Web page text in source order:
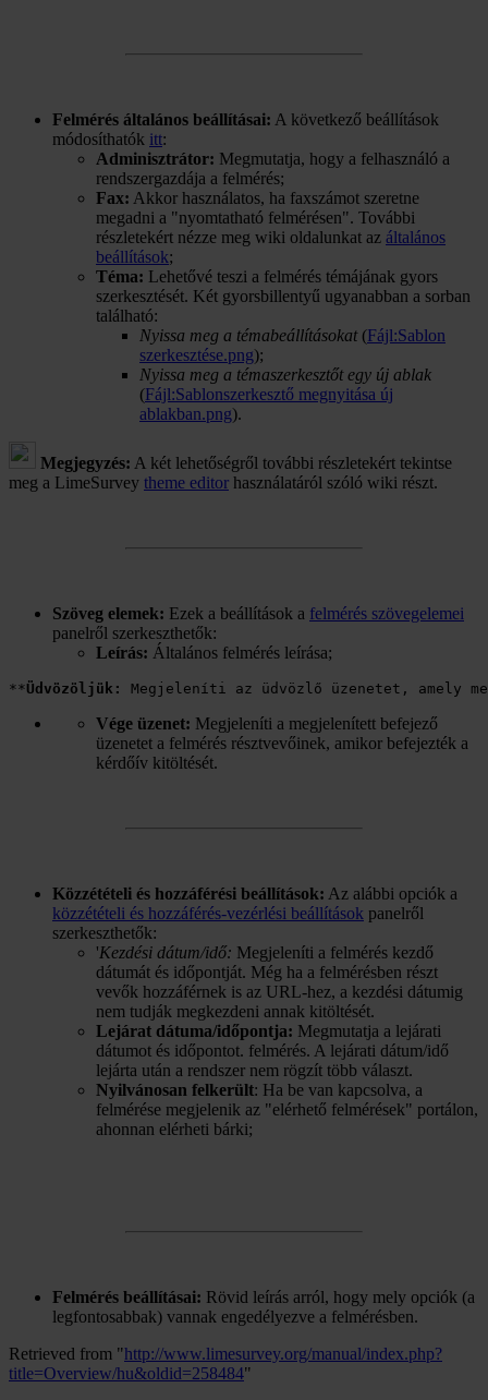
Felmérés általános beállításai: A következő beállítások
módosíthatók itt:
Adminisztrátor: Megmutatja, hogy a felhasználó a
rendszergazdája a felmérés;
Fax: Akkor használatos, ha faxszámot szeretne
megadni a "nyomtatható felmérésen". További
részletekért nézze meg wiki oldalunkat az általános
beállítások;
Téma: Lehetővé teszi a felmérés témájának gyors
szerkesztését. Két gyorsbillentyű ugyanabban a sorban
található:
Nyissa meg a témabeállításokat(Fájl:Sablon
szerkesztése.png);
Nyissa meg a témaszerkesztőt egy új ablak
(Fájl:Sablonszerkesztő megnyitása új
ablakban.png).
Megjegyzés: A két lehetőségről további részletekért tekintse
meg a LimeSurvey theme editor használatáról szóló wiki részt.
Szöveg elemek: Ezek a beállítások a felmérés szövegelemei
panelről szerkeszthetők:
Leírás: Általános felmérés leírása;
**Üdvözöljük:
Vége üzenet: Megjeleníti a megjelenített befejező
üzenetet a felmérés résztvevőinek, amikor befejezték a
kérdőív kitöltését.
Közzétételi és hozzáférési beállítások: Az alábbi opciók a
közzétételi és hozzáférés-vezérlési beállítások panelről
szerkeszthetők:
'Kezdési dátum/idő: Megjeleníti a felmérés kezdő
dátumát és időpontját. Még ha a felmérésben részt
vevők hozzáférnek is az URL-hez, a kezdési dátumig
nem tudják megkezdeni annak kitöltését.
Lejárat dátuma/időpontja: Megmutatja a lejárati
dátumot és időpontot. felmérés. A lejárati dátum/idő
lejárta után a rendszer nem rögzít több választ.
Nyilvánosan felkerült: Ha be van kapcsolva, a
felmérése megjelenik az "elérhető felmérések" portálon,
ahonnan elérheti bárki;
Felmérés beállításai: Rövid leírás arról, hogy mely opciók (a
legfontosabbak) vannak engedélyezve a felmérésben.
Retrieved from "http://www.limesurvey.org/manual/index.php?
title=Overview/hu&oldid=258484"